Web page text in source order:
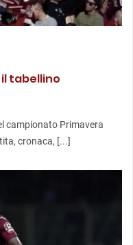
il tabellino
campionato Primavera
cronaca, [...]